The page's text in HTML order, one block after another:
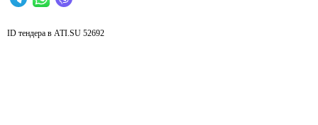
ID тендера в ATI.SU 52692